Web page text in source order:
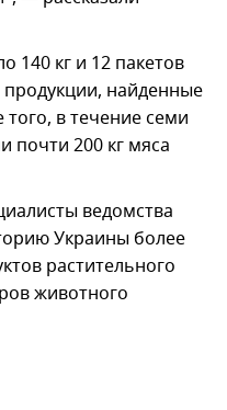
140 кг и 12 пакетов
найденные
в течение семи
почти 200 кг мяса
ведомства
Украины более
растительного
животного